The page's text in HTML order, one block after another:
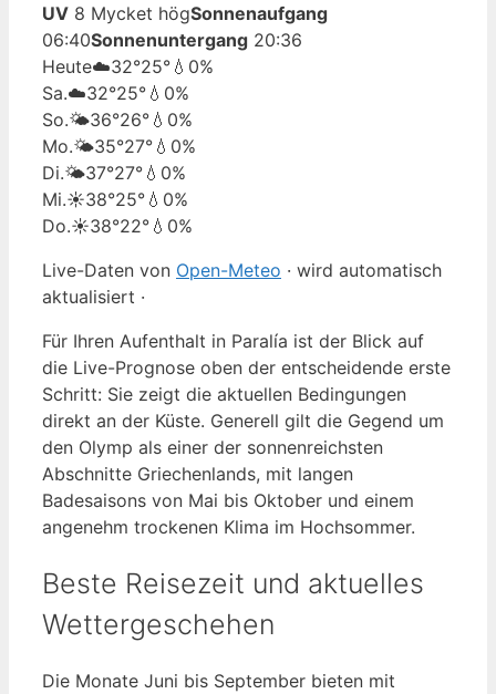
UV 8 Mycket högSonnenaufgang
06:40Sonnenuntergang 20:36
Heute☁️32°25° 💧0%
Sa.☁️32°25° 💧0%
So.🌤️36°26° 💧0%
Mo.🌤️35°27° 💧0%
Di.🌤️37°27° 💧0%
Mi.☀️38°25° 💧0%
Do.☀️38°22° 💧0%
Live-Daten von Open-Meteo · wird automatisch
aktualisiert ·
Für Ihren Aufenthalt in Paralía ist der Blick auf
die Live-Prognose oben der entscheidende erste
Schritt: Sie zeigt die aktuellen Bedingungen
direkt an der Küste. Generell gilt die Gegend um
den Olymp als einer der sonnenreichsten
Abschnitte Griechenlands, mit langen
Badesaisons von Mai bis Oktober und einem
angenehm trockenen Klima im Hochsommer.
Beste Reisezeit und aktuelles
Wettergeschehen
Die Monate Juni bis September bieten mit